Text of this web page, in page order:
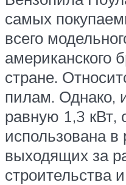
самых
всего
американского
стране.
пилам. Однако,
равную 1,3 кВт,
использована в
выходящих за
строительства